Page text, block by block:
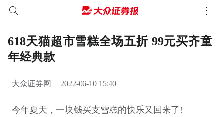
618天猫超市雪糕全场五折 99元买齐童
年经典款
大众证券网 2022-06-10 15:40
今年夏天，一块钱买支雪糕的快乐又回来了!